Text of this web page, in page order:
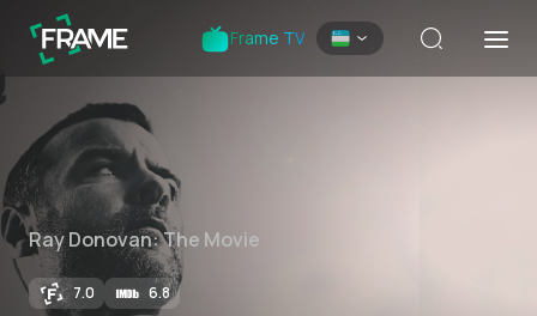
Frame TV
Ray Donovan: The Movie
7.0 6.8